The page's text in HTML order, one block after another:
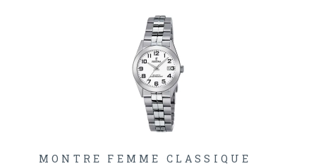
MONTRE FEMME CLASSIQUE